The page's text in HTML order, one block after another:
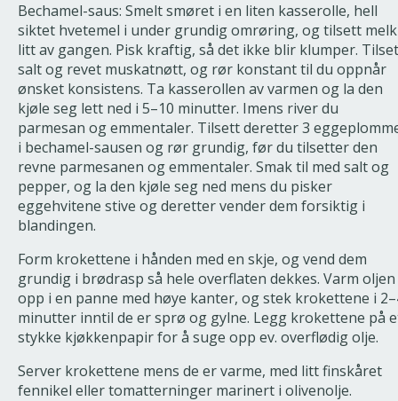
Bechamel-saus: Smelt smøret i en liten kasserolle, hell
siktet hvetemel i under grundig omrøring, og tilsett melk
litt av gangen. Pisk kraftig, så det ikke blir klumper.
salt og revet muskatnøtt, og rør konstant til du oppnår
ønsket konsistens. Ta kasserollen av varmen og la den
kjøle seg lett ned i 5–10 minutter. Imens river du
parmesan og emmentaler. Tilsett deretter 3
i bechamel-sausen og rør grundig, før du tilsetter den
revne parmesanen og emmentaler. Smak til med salt og
pepper, og la den kjøle seg ned mens du pisker
eggehvitene stive og deretter vender dem forsiktig i
blandingen.
Form krokettene i hånden med en skje, og vend dem
grundig i brødrasp så hele overflaten dekkes. Varm oljen
opp i en panne med høye kanter, og stek krokettene i
minutter inntil de er sprø og gylne. Legg krokettene på
stykke kjøkkenpapir for å suge opp ev. overflødig olje.
Server krokettene mens de er varme, med litt finskåret
fennikel eller tomatterninger marinert i olivenolje.